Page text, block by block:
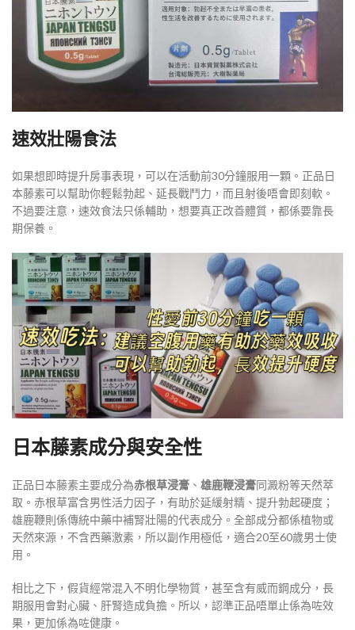
速效壯陽食法
如果想即時提升房事表現，可以在活動前30分鐘服用一顆。正品日
本藤素可以幫助你輕鬆勃起、延長戰鬥力，而且射後唔會即刻軟。
不過要注意，速效食法只係輔助，想要真正改善體質，都係要靠長
期保養。
日本藤素成分與安全性
正品日本藤素主要成分為赤根草浸膏 、 雄鹿鞭浸膏同澱粉等天然萃
取。赤根草富含男性活力因子，有助於延緩射精、提升勃起硬度；
雄鹿鞭則係傳統中藥中補腎壯陽的代表成分。全部成分都係植物或
天然來源，不含西藥激素，所以副作用極低，適合20至60歲男士使
用。
相比之下，假貨經常混入不明化學物質，甚至含有威而鋼成分，長
期服用會對心臟、肝腎造成負擔。所以，認準正品唔單止係為咗效
果，更加係為咗健康。